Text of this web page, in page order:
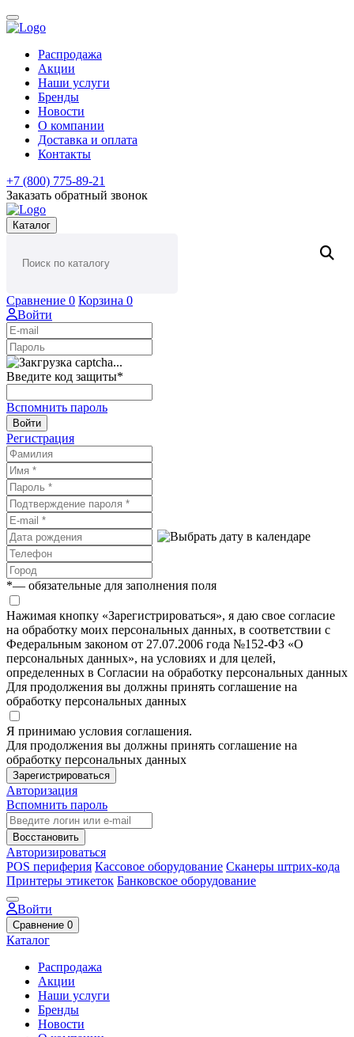
Распродажа
Акции
Наши услуги
Бренды
Новости
О компании
Доставка и оплата
Контакты
+7 (800) 775-89-21
Заказать обратный звонок
Каталог
Сравнение 0 Корзина 0
Войти
Введите код защиты*
Вспомнить пароль
Войти
Регистрация
*— обязательные для заполнения поля
Нажимая кнопку «Зарегистрироваться», я даю свое согласие
на обработку моих персональных данных, в соответствии с
Федеральным законом от 27.07.2006 года №152-ФЗ «О
персональных данных», на условиях и для целей,
определенных в Согласии на обработку персональных данных
Для продолжения вы должны принять соглашение на
обработку персональных данных
Я принимаю условия соглашения.
Для продолжения вы должны принять соглашение на
обработку персональных данных
Зарегистрироваться
Авторизация
Вспомнить пароль
Восстановить
Авторизироваться
POS периферия Кассовое оборудование Сканеры штрих-кода
Принтеры этикеток Банковское оборудование
Войти
Сравнение 0
Каталог
Распродажа
Акции
Наши услуги
Бренды
Новости